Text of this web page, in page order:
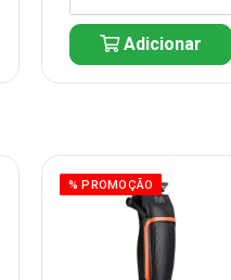
Adicionar
% PROMOÇÃO